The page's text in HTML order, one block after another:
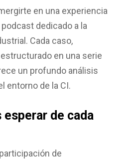
en una experiencia
dedicado a la
Cada caso,
en una serie
un profundo análisis
entorno de la CI.
esperar de cada
de